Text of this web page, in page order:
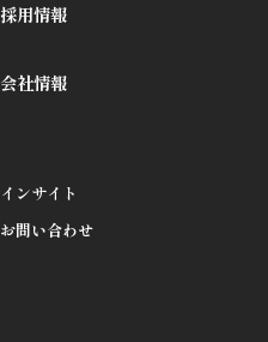
採用情報
会社情報
インサイト
お問い合わせ